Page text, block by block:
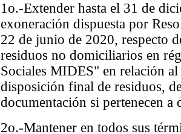
1o.-Extender hasta el 31 de
exoneración dispuesta por
22 de junio de 2020, respecto
residuos no domiciliarios en
Sociales MIDES" en relación
disposición final de residuos,
documentación si pertenecen a
2o.-Mantener en todos sus